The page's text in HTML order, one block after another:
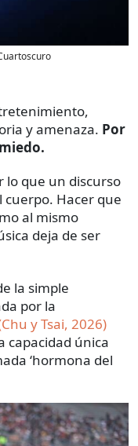
y amenaza. Por
lo que un discurso
Hacer que
al mismo
deja de ser
la simple
por la
y Tsai, 2026)
capacidad única
‘hormona del